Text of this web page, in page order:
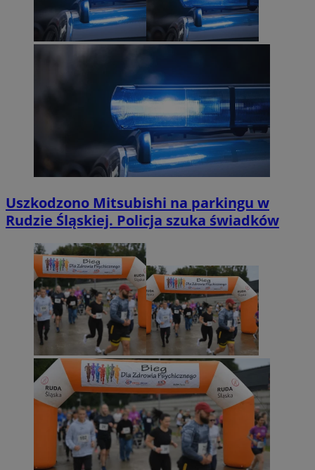
Uszkodzono Mitsubishi na parkingu w
Rudzie Śląskiej. Policja szuka świadków